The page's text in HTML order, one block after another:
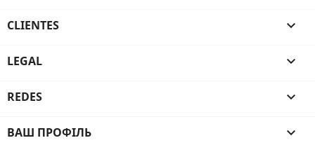
CLIENTES 
LEGAL 
REDES 
ВАШ ПРОФІЛЬ 